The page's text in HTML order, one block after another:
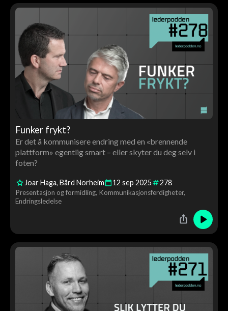
Funker frykt?
Er det å kommunisere endring med en «brennende
plattform» egentlig smart – eller skyter du deg selv i
foten?
Joar Haga Bård Norheim 12 sep 2025 278
Presentasjon og formidling Kommunikasjonsferdigheter
Endringsledelse